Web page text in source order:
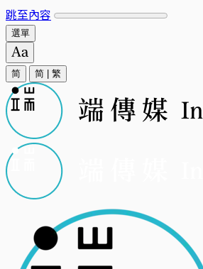
跳至內容
選單
简 简 繁